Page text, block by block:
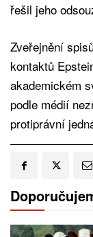
řešil jeho
Zveřejnění
kontaktů
akademickém
podle médií
protiprávní